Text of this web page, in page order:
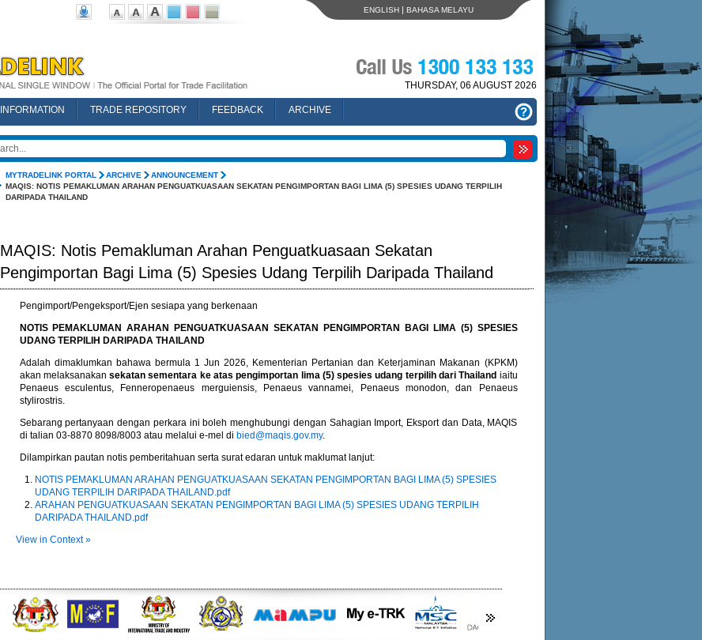
ENGLISH | BAHASA MELAYU
THURSDAY, 06 AUGUST 2026
INFORMATION TRADE REPOSITORY FEEDBACK
ARCHIVE
MYTRADELINK PORTAL ARCHIVE
ANNOUNCEMENT
MAQIS: NOTIS PEMAKLUMAN ARAHAN PENGUATKUASAAN SEKATAN PENGIMPORTAN BAGI LIMA (5) SPESIES UDANG TERPILIH
DARIPADA THAILAND
MAQIS: Notis Pemakluman Arahan Penguatkuasaan Sekatan
Pengimportan Bagi Lima (5) Spesies Udang Terpilih Daripada Thailand
Pengimport/Pengeksport/Ejen sesiapa yang berkenaan
NOTIS PEMAKLUMAN ARAHAN PENGUATKUASAAN SEKATAN PENGIMPORTAN BAGI LIMA (5) SPESIES
UDANG TERPILIH DARIPADA THAILAND
Adalah dimaklumkan bahawa bermula 1 Jun 2026, Kementerian Pertanian dan Keterjaminan Makanan (KPKM)
akan melaksanakansekatan sementara ke atas pengimportan lima (5) spesies udang terpilih dari Thailand iaitu
Penaeus esculentus, Fenneropenaeus merguiensis, Penaeus vannamei, Penaeus monodon, dan Penaeus
stylirostris.
Sebarang pertanyaan dengan perkara ini boleh menghubungi dengan Sahagian Import, Eksport dan Data, MAQIS
di talian 03-8870 8098/8003 atau melalui e-mel di bied@maqis.gov.my.
Dilampirkan pautan notis pemberitahuan serta surat edaran untuk maklumat lanjut:
NOTIS PEMAKLUMAN ARAHAN PENGUATKUASAAN SEKATAN PENGIMPORTAN BAGI LIMA (5) SPESIES
UDANG TERPILIH DARIPADA THAILAND.pdf
ARAHAN PENGUATKUASAAN SEKATAN PENGIMPORTAN BAGI LIMA (5) SPESIES UDANG TERPILIH
DARIPADA THAILAND.pdf
View in Context »